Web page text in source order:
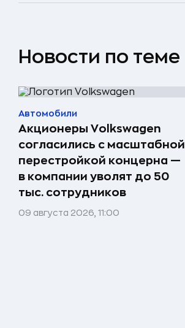
Новости по теме
Автомобили
Акционеры Volkswagen
согласились с масштабной
перестройкой концерна —
в компании уволят до 50
тыс. сотрудников
09 августа 2026, 11:00